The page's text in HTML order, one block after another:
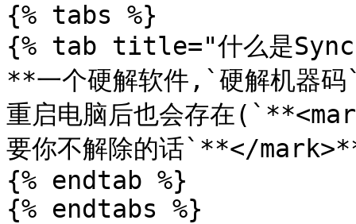
{% tabs %}
{% tab title="什么是
**一个硬解软件,`硬解机器码
重启电脑后也会存在
要你不解除的话`**</
{% endtab %}
{% endtabs %}